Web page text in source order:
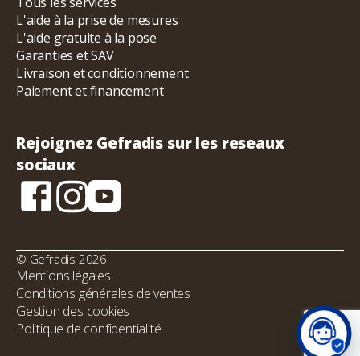
L'aide à la prise de mesures
L'aide gratuite à la pose
Garanties et SAV
Livraison et conditionnement
Paiement et financement
Rejoignez Gefradis sur les reseaux
sociaux
© Gefradis 2026
Mentions légales
Conditions générales de ventes
Gestion des cookies
Politique de confidentialité